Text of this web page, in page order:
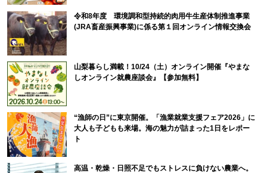
令和8年度 環境調和型持続的肉用牛生産体制推進事業
(JRA畜産振興事業)に係る第１回オンライン情報交換会
山梨暮らし満載！10/24（土）オンライン開催『やまな
しオンライン就農座談会』【参加無料】
“漁師の日”に東京開催。「漁業就業支援フェア2026」に
大人も子どもも来場。海の魅力が詰まった1日をレポー
ト
高温・乾燥・日照不足でもストレスに負けない農業へ。